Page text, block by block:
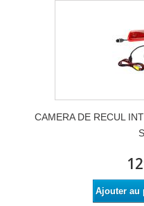
CAMERA DE RECUL
Ajouter au